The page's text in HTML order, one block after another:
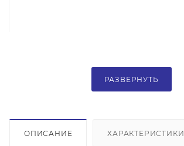
РАЗВЕРНУТЬ
ОПИСАНИЕ ХАРАКТЕРИСТИКИ